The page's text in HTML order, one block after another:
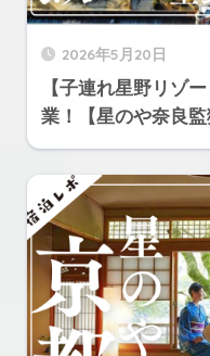
2026年5月20日
【子連れ星野リゾ
業！【星のや奈良監